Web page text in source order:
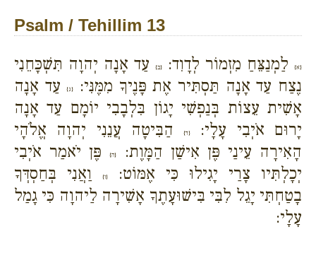
Psalm / Tehillim 13
{א} לַמְנַצֵּחַ מִזְמוֹר לְדָוִד: {ב}
עַד אָנָה יְהוָה תִּשְׁכָּחֵנִי
נֶצַח עַד אָנָה תַּסְתִּיר אֶת פָּנֶיךָ מִמֶּנִּי:
{ג}עַד אָנָה
אָשִׁית עֵצוֹת בְּנַפְשִׁי יָגוֹן בִּלְבָבִי יוֹמָם עַד אָנָה
יָרוּם אֹיְבִי עָלָי:
{ד}הַבִּיטָה עֲנֵנִי יְהוָה אֱלֹהָי
הָאִירָה עֵינַי פֶּן אִישַׁן הַמָּוֶת:
{ה}פֶּן יֹאמַר אֹיְבִי
יְכָלְתִּיו צָרַי יָגִילוּ כִּי אֶמּוֹט:
{ו}
וַאֲנִי בְּחַסְדְּךָ
בָטַחְתִּי יָגֵל לִבִּי בִּישׁוּעָתֶךָ אָשִׁירָה לַיהוָה כִּי גָמַל
עָלָי: